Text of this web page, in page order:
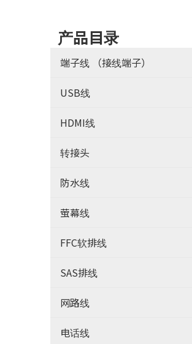
产品目录
端子线 （接线端子）
USB线
HDMI线
转接头
防水线
萤幕线
FFC软排线
SAS排线
网路线
电话线